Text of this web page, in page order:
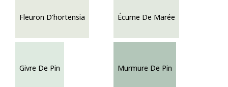
Fleuron D'hortensia Écume De Marée
Givre De Pin Murmure De Pin